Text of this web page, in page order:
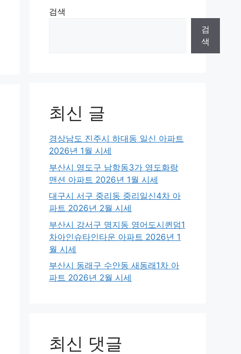
검색
검
색
최신 글
경상남도 진주시 하대동 일신 아파트
2026년 1월 시세
부산시 영도구 남항동3가 영도화랑
맨션 아파트 2026년 1월 시세
대구시 서구 중리동 중리일신4차 아
파트 2026년 2월 시세
부산시 강서구 명지동 영어도시퀸덤1
차아인슈타인타운 아파트 2026년 1
월 시세
부산시 동래구 수안동 새동래1차 아
파트 2026년 2월 시세
최신 댓글